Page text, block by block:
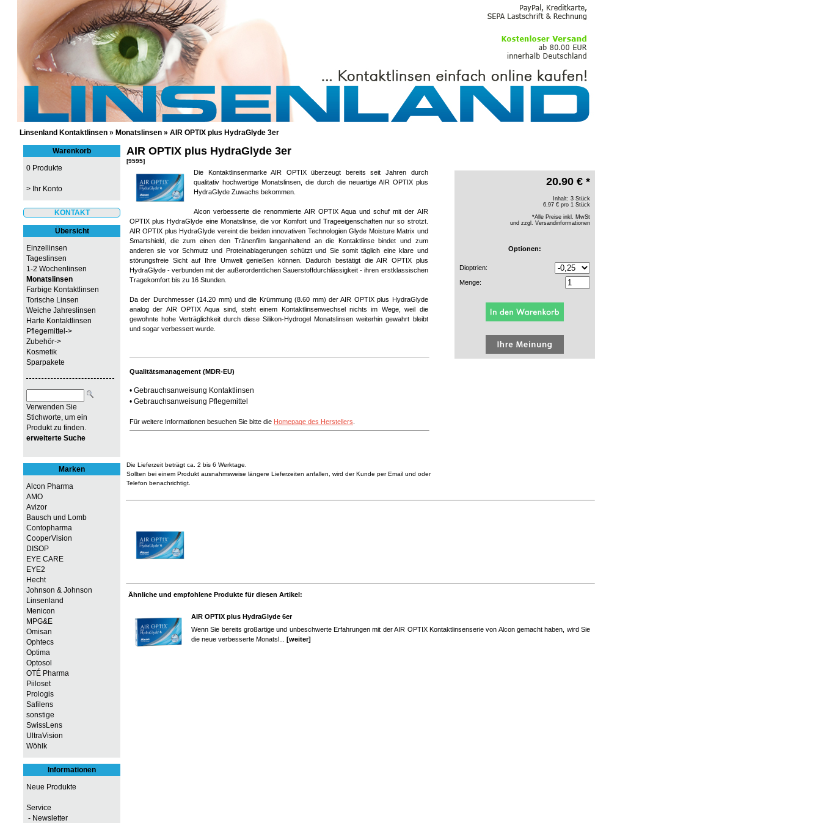
GÜNSTIGE KONTAKTLINSEN UND PFLEGEMITTEL
Linsenland Kontaktlinsen » Monatslinsen » AIR OPTIX plus HydraGlyde 3er
Warenkorb
0 Produkte
> Ihr Konto
KONTAKT
Übersicht
Einzellinsen
Tageslinsen
1-2 Wochenlinsen
Monatslinsen
Farbige Kontaktlinsen
Torische Linsen
Weiche Jahreslinsen
Harte Kontaktlinsen
Pflegemittel->
Zubehör->
Kosmetik
Sparpakete
Verwenden Sie
Stichworte, um ein
Produkt zu finden.
erweiterte Suche
Marken
Alcon Pharma
AMO
Avizor
Bausch und Lomb
Contopharma
CooperVision
DISOP
EYE CARE
EYE2
Hecht
Johnson & Johnson
Linsenland
Menicon
MPG&E
Omisan
Ophtecs
Optima
Optosol
OTÉ Pharma
Piiloset
Prologis
Safilens
sonstige
SwissLens
UltraVision
Wöhlk
Informationen
Neue Produkte
Service
- Newsletter
AIR OPTIX plus HydraGlyde 3er
[9595]
Die Kontaktlinsenmarke AIR OPTIX überzeugt bereits seit Jahren durch
qualitativ hochwertige Monatslinsen, die durch die neuartige AIR OPTIX plus
HydraGlyde Zuwachs bekommen.
Alcon verbesserte die re­nom­mierte AIR OPTIX Aqua und schuf mit der AIR
OPTIX plus HydraGlyde eine Monatslinse, die vor Komfort und Trageeigenschaften nur so strotzt.
AIR OPTIX plus HydraGlyde vereint die beiden innovativen Technologien Glyde Moisture Matrix und
Smartshield, die zum einen den Tränenfilm langanhaltend an die Kontaktlinse bindet und zum
anderen sie vor Schmutz und Proteinablagerungen schützt und Sie somit täglich eine klare und
störungsfreie Sicht auf Ihre Umwelt genießen können. Dadurch bestätigt die AIR OPTIX plus
HydraGlyde - verbunden mit der außerordentlichen Sauerstoffdurchlässigkeit - ihren erstklassischen
Tragekomfort bis zu 16 Stunden.
Da der Durchmesser (14.20 mm) und die Krümmung (8.60 mm) der AIR OPTIX plus HydraGlyde
analog der AIR OPTIX Aqua sind, steht einem Kontaktlinsenwechsel nichts im Wege, weil die
gewohnte hohe Verträglichkeit durch diese Silikon-Hydrogel Monatslinsen weiterhin gewahrt bleibt
und sogar verbessert wurde.
Qualitätsmanagement (MDR-EU)
• Gebrauchsanweisung Kontaktlinsen
• Gebrauchsanweisung Pflegemittel
Für weitere Informationen besuchen Sie bitte die Homepage des Herstellers
Die Lieferzeit beträgt ca. 2 bis 6 Werktage.
Sollten bei einem Produkt ausnahmsweise längere Lieferzeiten anfallen, wird der Kunde per Email und oder
Telefon benachrichtigt.
20.90 € *
Inhalt: 3 Stück
6.97 € pro 1 Stück
*Alle Preise inkl. MwSt
und zzgl. Versandinformationen
Optionen:
Dioptrien:
Menge:
Ähnliche und empfohlene Produkte für diesen Artikel:
AIR OPTIX plus HydraGlyde 6er
Wenn Sie bereits großartige und unbeschwerte Erfahrungen mit der AIR OPTIX Kontaktlinsenserie von Alcon gemacht haben, wird Sie
die neue verbesserte Monatsl... [weiter]